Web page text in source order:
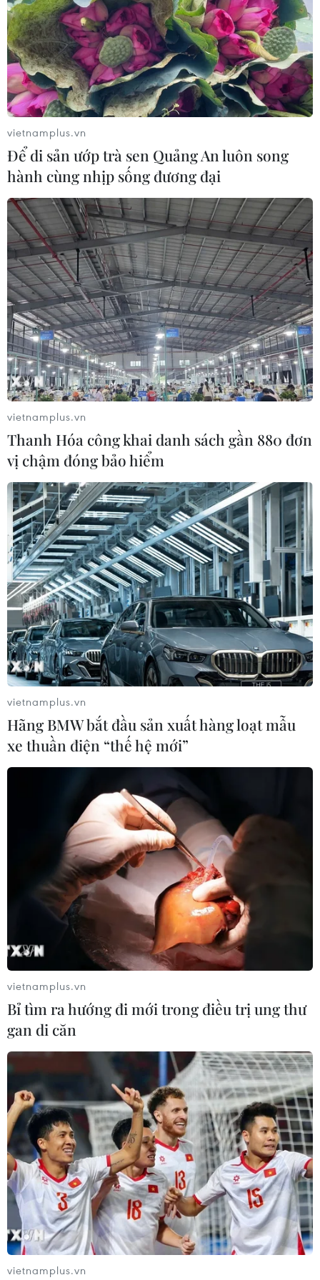
vietnamplus.vn
Để di sản ướp trà sen Quảng An luôn song
hành cùng nhịp sống đương đại
vietnamplus.vn
Thanh Hóa công khai danh sách gần 880 đơn
vị chậm đóng bảo hiểm
vietnamplus.vn
Hãng BMW bắt đầu sản xuất hàng loạt mẫu
xe thuần điện “thế hệ mới”
vietnamplus.vn
Bỉ tìm ra hướng đi mới trong điều trị ung thư
gan di căn
vietnamplus.vn